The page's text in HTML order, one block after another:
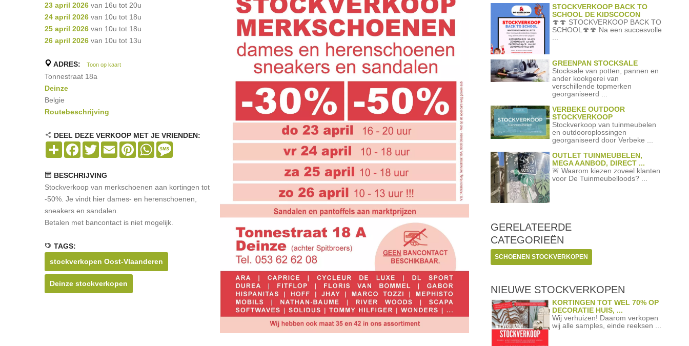
23 april 2026 van 16u tot 20u
24 april 2026 van 10u tot 18u
25 april 2026 van 10u tot 18u
26 april 2026 van 10u tot 13u
ADRES: Toon op kaart
Tonnestraat 18a
Deinze
Belgie
Routebeschrijving
DEEL DEZE VERKOOP MET JE VRIENDEN:
Share Facebook
TwitterEmail PinterestWhatsApp
BESCHRIJVING
Stockverkoop van merkschoenen aan kortingen tot
-50%. Je vindt hier dames- en herenschoenen,
sneakers en sandalen.
Betalen met bancontact is niet mogelijk.
TAGS:
stockverkopen Oost-Vlaanderen
Deinze stockverkopen
STOCKVERKOOP BACK TO
SCHOOL DE KIDSCOCON
🍄🍄 STOCKVERKOOP BACK TO
SCHOOL🍄🍄 Na een succesvolle
GREENPAN STOCKSALE
Stocksale van potten, pannen en
ander kookgerei van
verschillende topmerken
georganiseerd ...
VERBEKE OUTDOOR
STOCKVERKOOP
Stockverkoop van tuinmeubelen
en outdooroplossingen
georganiseerd door Verbeke ...
OUTLET TUINMEUBELEN,
MEGA AANBOD, DIRECT ...
🚨 Waarom kiezen zoveel klanten
voor De Tuinmeubelloods? ...
GERELATEERDE
CATEGORIEËN
SCHOENEN STOCKVERKOPEN
NIEUWE STOCKVERKOPEN
KORTINGEN TOT WEL 70% OP
DECORATIE HUIS, ...
Wij verhuizen! Daarom verkopen
wij alle samples, einde reeksen ...